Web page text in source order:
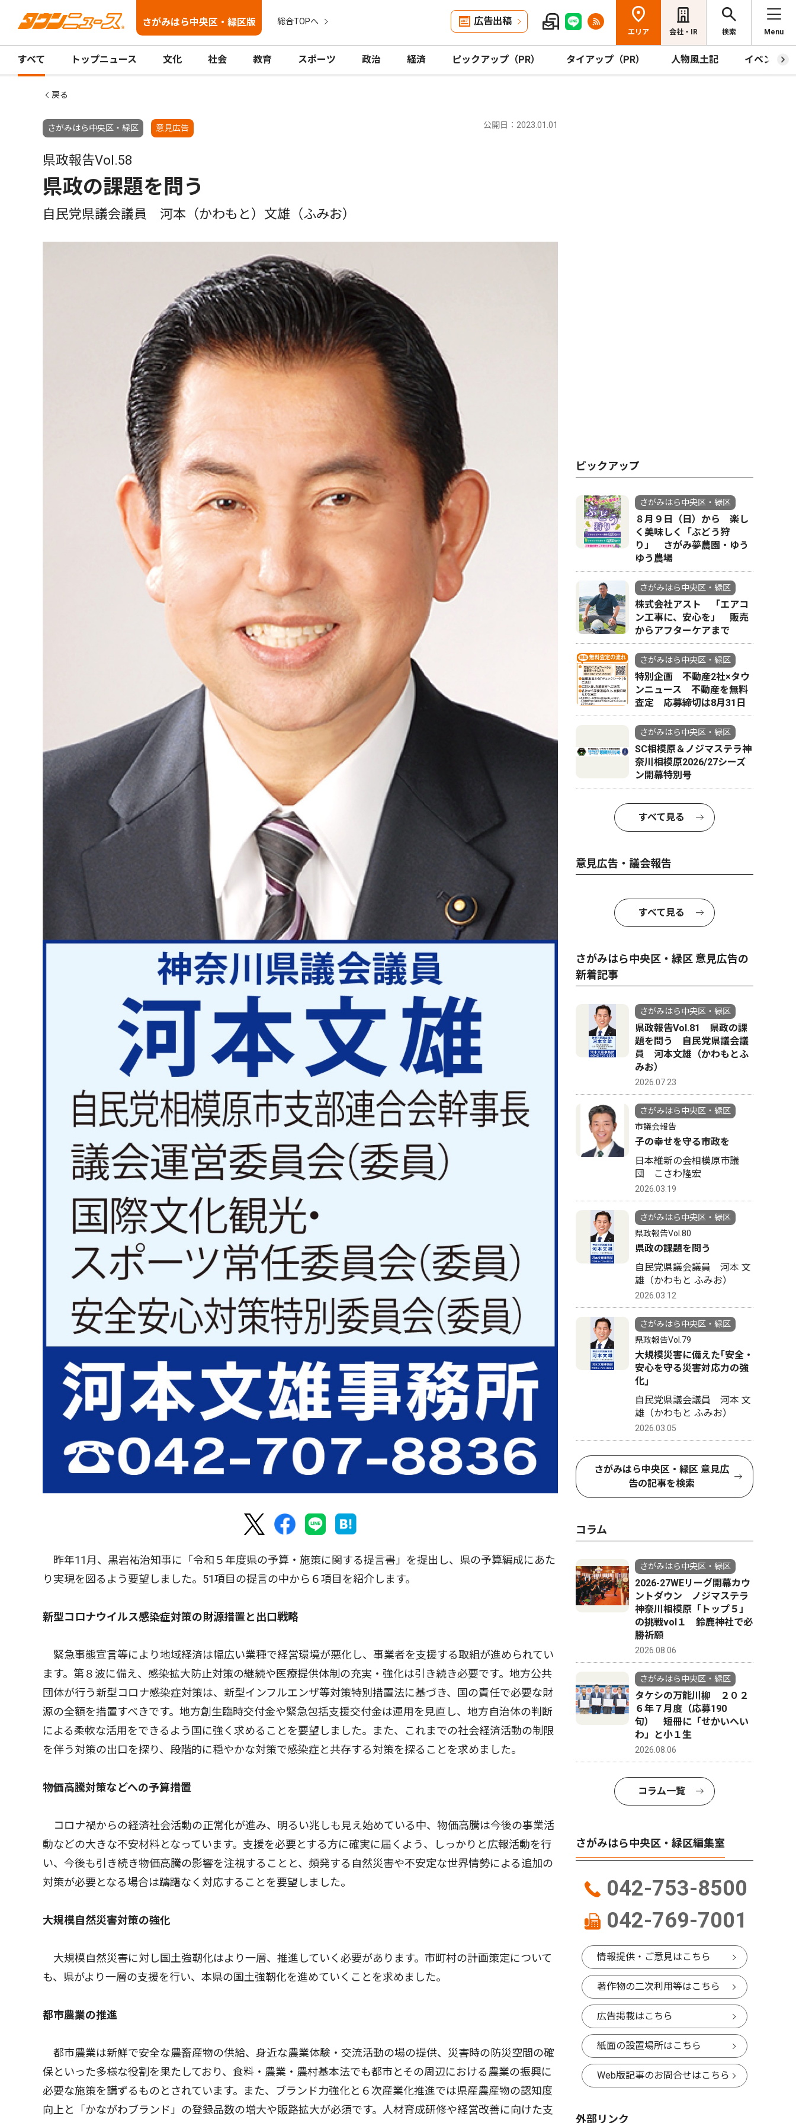
さがみはら中央区・緑区版 総合TOPへ 広告出稿
エリア 会社・IR 検索 Menu
すべて トップニュース 文化 社会 教育 スポーツ 政治 経済 ピックアップ（PR） タイアップ（PR） 人物風土記 イベント
戻る
さがみはら中央区・緑区 意見広告 公開日：2023.01.01
県政報告Vol.58
県政の課題を問う
自民党県議会議員 河本（かわもと）文雄（ふみお）
昨年11月、黒岩祐治知事に「令和５年度県の予算・施策に関する提言書」を提出し、県の予算編成にあた
り実現を図るよう要望しました。51項目の提言の中から６項目を紹介します。
新型コロナウイルス感染症対策の財源措置と出口戦略
緊急事態宣言等により地域経済は幅広い業種で経営環境が悪化し、事業者を支援する取組が進められてい
ます。第８波に備え、感染拡大防止対策の継続や医療提供体制の充実・強化は引き続き必要です。地方公共
団体が行う新型コロナ感染症対策は、新型インフルエンザ等対策特別措置法に基づき、国の責任で必要な財
源の全額を措置すべきです。地方創生臨時交付金や緊急包括支援交付金は運用を見直し、地方自治体の判断
による柔軟な活用をできるよう国に強く求めることを要望しました。また、これまでの社会経済活動の制限
を伴う対策の出口を探り、段階的に穏やかな対策で感染症と共存する対策を探ることを求めました。
物価高騰対策などへの予算措置
コロナ禍からの経済社会活動の正常化が進み、明るい兆しも見え始めている中、物価高騰は今後の事業活
動などの大きな不安材料となっています。支援を必要とする方に確実に届くよう、しっかりと広報活動を行
い、今後も引き続き物価高騰の影響を注視することと、頻発する自然災害や不安定な世界情勢による追加の
対策が必要となる場合は躊躇なく対応することを要望しました。
大規模自然災害対策の強化
大規模自然災害に対し国土強靭化はより一層、推進していく必要があります。市町村の計画策定について
も、県がより一層の支援を行い、本県の国土強靭化を進めていくことを求めました。
都市農業の推進
都市農業は新鮮で安全な農畜産物の供給、身近な農業体験・交流活動の場の提供、災害時の防災空間の確
保といった多様な役割を果たしており、食料・農業・農村基本法でも都市とその周辺における農業の振興に
必要な施策を講ずるものとされています。また、ブランド力強化と６次産業化推進では県産農産物の認知度
向上と「かながわブランド」の登録品数の増大や販路拡大が必須です。人材育成研修や経営改善に向けた支
ピックアップ
さがみはら中央区・緑区
８月９日（日）から 楽し
く美味しく「ぶどう狩
り」 さがみ夢農園・ゆう
ゆう農場
さがみはら中央区・緑区
株式会社アスト 「エアコ
ン工事に、安心を」 販売
からアフターケアまで
さがみはら中央区・緑区
特別企画 不動産2社×タウ
ンニュース 不動産を無料
査定 応募締切は8月31日
さがみはら中央区・緑区
SC相模原＆ノジマステラ神
奈川相模原2026/27シーズ
ン開幕特別号
すべて見る
意見広告・議会報告
すべて見る
さがみはら中央区・緑区 意見広告の
新着記事
さがみはら中央区・緑区
県政報告Vol.81 県政の課
題を問う 自民党県議会議
員 河本文雄（かわもとふ
みお）
2026.07.23
さがみはら中央区・緑区
市議会報告
子の幸せを守る市政を
日本維新の会相模原市議
団 こさわ隆宏
2026.03.19
さがみはら中央区・緑区
県政報告Vol.80
県政の課題を問う
自民党県議会議員 河本 文
雄（かわもと ふみお）
2026.03.12
さがみはら中央区・緑区
県政報告Vol.79
大規模災害に備えた｢安全・
安心を守る災害対応力の強
化｣
自民党県議会議員 河本 文
雄（かわもと ふみお）
2026.03.05
さがみはら中央区・緑区 意見広
告の記事を検索
コラム
さがみはら中央区・緑区
2026-27WEリーグ開幕カウ
ントダウン ノジマステラ
神奈川相模原「トップ５」
の挑戦vol１ 鈴鹿神社で必
勝祈願
2026.08.06
さがみはら中央区・緑区
タケシの万能川柳 ２０２
６年７月度（応募190
句） 短冊に「せかいへい
わ」と小１生
2026.08.06
コラム一覧
さがみはら中央区・緑区編集室
042-753-8500
042-769-7001
情報提供・ご意見はこちら
著作物の二次利用等はこちら
広告掲載はこちら
紙面の設置場所はこちら
Web版記事のお問合せはこちら
外部リンク